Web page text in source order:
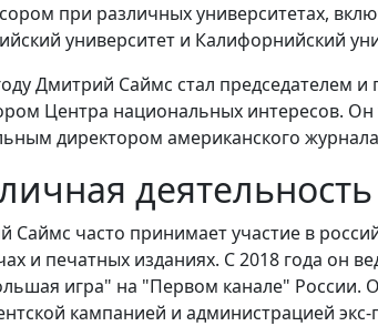
при различных университетах,
университет и Калифорнийский
Дмитрий Саймс стал председателем
Центра национальных интересов. Он
директором американского
деятельность
Саймс часто принимает участие в
и печатных изданиях. С 2018 года он
игра" на "Первом канале" России.
кампанией и администрацией